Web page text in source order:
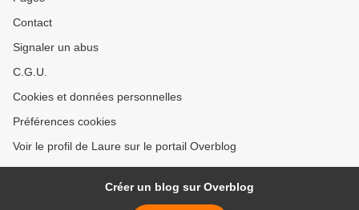
Contact
Signaler un abus
C.G.U.
Cookies et données personnelles
Préférences cookies
Voir le profil de Laure sur le portail Overblog
Créer un blog sur Overblog